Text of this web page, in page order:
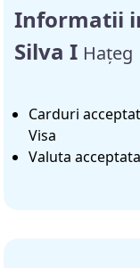
Informatii
Silva I Hațeg
Carduri
Visa
Valuta